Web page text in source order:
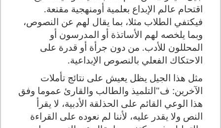
اقتحام عالم الإبداع بعلمية أومنهجية مقنعة.
فيكتفي الطلاب مثلا، بما يقال لهم عن النصوص،
وبما يلخصه لهم الأساتذة أو المدرسون أو
المحللون للأدب. من دون جرأة أو قدرة على
الاحتكاك الفعلي بالنصوص الإبداعية.
مثل هذا الجيل يظل يعيش على نتائج تأملات
الآخرين: ف"التلميذ والطالب والقارئ عموما وفق
هذا الوعي القائم على الحذلقة الأدبية، لا يقرأ
النص ولا يقدر عليه، لأننا لم نعوده على القراءة